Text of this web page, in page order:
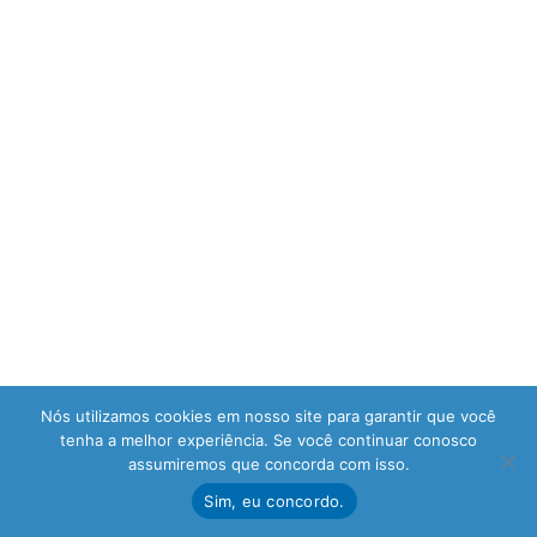
Nós utilizamos cookies em nosso site para garantir que você
tenha a melhor experiência. Se você continuar conosco
assumiremos que concorda com isso.
Sim, eu concordo.